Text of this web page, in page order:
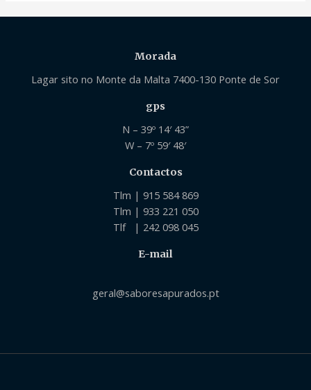
Morada
Lagar sito no Monte da Malta 7400-130 Ponte de Sor
gps
N – 39º 14′ 43”
W – 7º 59′ 48′
Contactos
Tlm | 915 584 869
Tlm | 933 221 050
Tlf | 242 098 045
E-mail
geral@saboresapurados.pt